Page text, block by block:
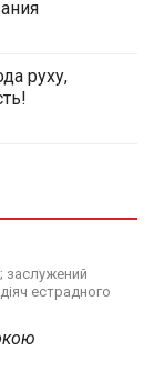
руху,
заслужений
естрадного